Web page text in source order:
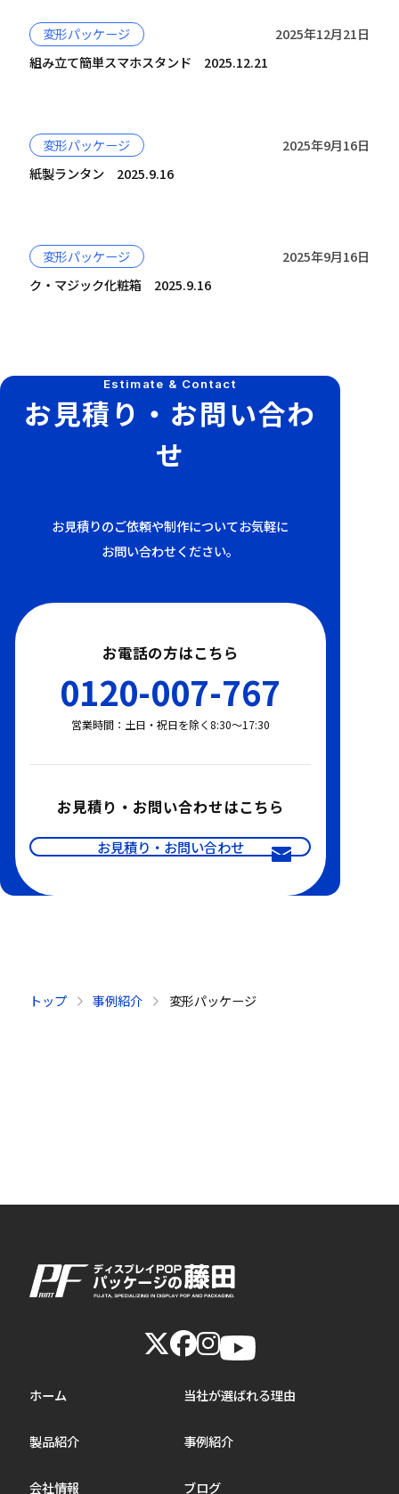
変形パッケージ
2025年12月21日
組み立て簡単スマホスタンド 2025.12.21
変形パッケージ
2025年9月16日
紙製ランタン 2025.9.16
変形パッケージ
2025年9月16日
ク・マジック化粧箱 2025.9.16
Estimate & Contact
お見積り・お問い合わ
せ
お見積りのご依頼や制作についてお気軽に
お問い合わせください。
お電話の方はこちら
0120-007-767
営業時間：土日・祝日を除く8:30〜17:30
お見積り・お問い合わせはこちら
お見積り・お問い合わせ
トップ 事例紹介 変形パッケージ
ホーム 当社が選ばれる理由
製品紹介 事例紹介
会社情報 ブログ